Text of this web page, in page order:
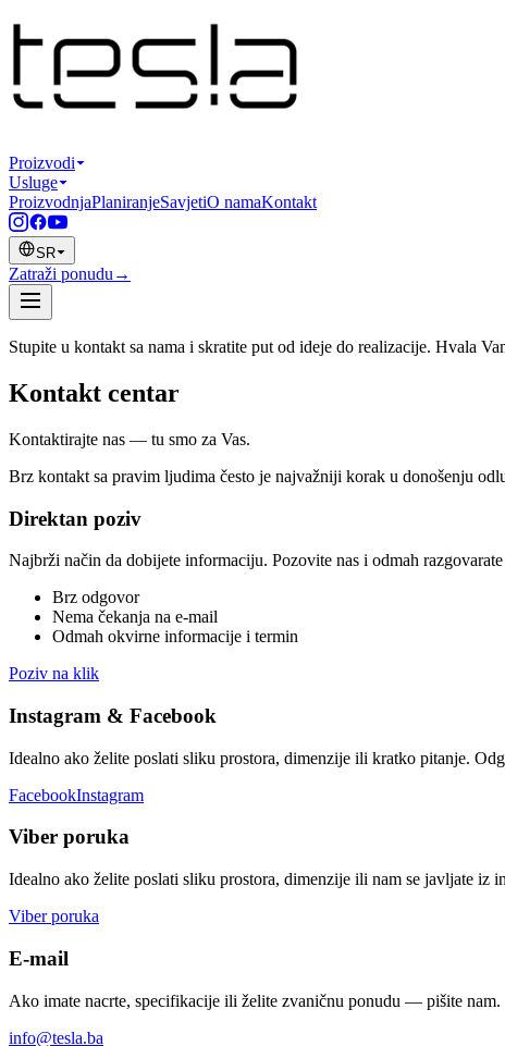
Proizvodi
Usluge
ProizvodnjaPlaniranjeSavjetiO namaKontakt
SR
Zatraži ponudu →
Stupite u kontakt sa nama i skratite put od ideje do realizacije. Hvala
Kontakt centar
Kontaktirajte nas — tu smo za Vas.
Brz kontakt sa pravim ljudima često je najvažniji korak u donošenju
Direktan poziv
Najbrži način da dobijete informaciju. Pozovite nas i odmah
Brz odgovor
Nema čekanja na e-mail
Odmah okvirne informacije i termin
Poziv na klik
Instagram & Facebook
Idealno ako želite poslati sliku prostora, dimenzije ili kratko pitanje.
FacebookInstagram
Viber poruka
Idealno ako želite poslati sliku prostora, dimenzije ili nam se javljate iz
Viber poruka
E-mail
Ako imate nacrte, specifikacije ili želite zvaničnu ponudu — pišite nam.
info@tesla.ba